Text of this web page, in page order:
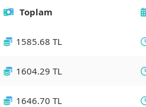
Toplam
1585.68 TL
1604.29 TL
1646.70 TL